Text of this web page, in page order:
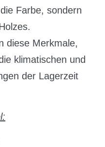
Farbe, sondern
diese Merkmale,
klimatischen und
der Lagerzeit